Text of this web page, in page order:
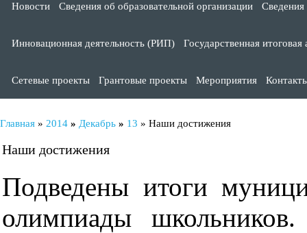
Новости Сведения об образовательной организации Сведения
Инновационная деятельность (РИП) Государственная итоговая
Сетевые проекты Грантовые проекты Мероприятия
Главная » 2014 » Декабрь » 13 » Наши достижения
Наши достижения
Подведены итоги
олимпиады